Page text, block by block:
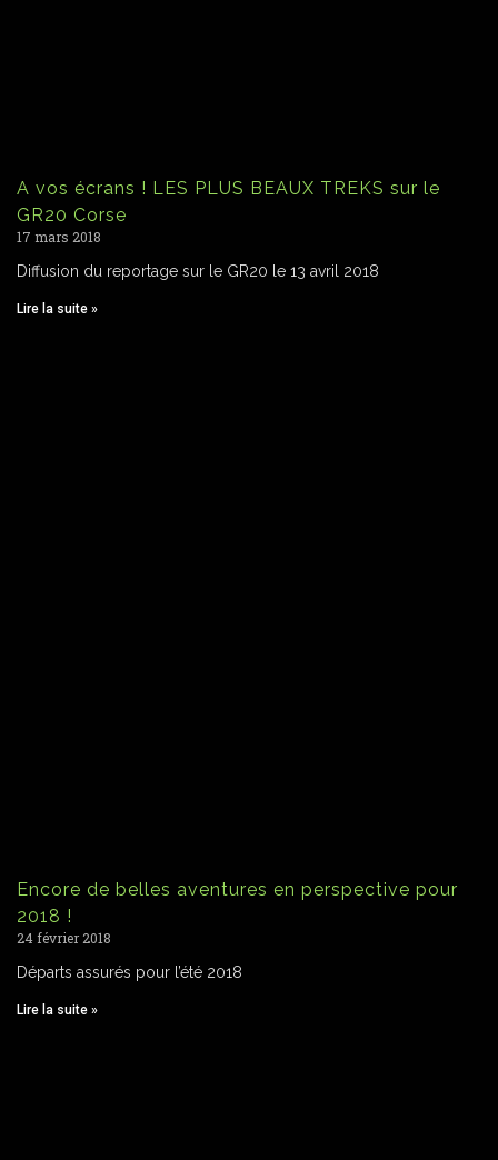
A vos écrans ! LES PLUS BEAUX TREKS sur le
GR20 Corse
17 mars 2018
Diffusion du reportage sur le GR20 le 13 avril 2018
Lire la suite »
Encore de belles aventures en perspective pour
2018 !
24 février 2018
Départs assurés pour l’été 2018
Lire la suite »